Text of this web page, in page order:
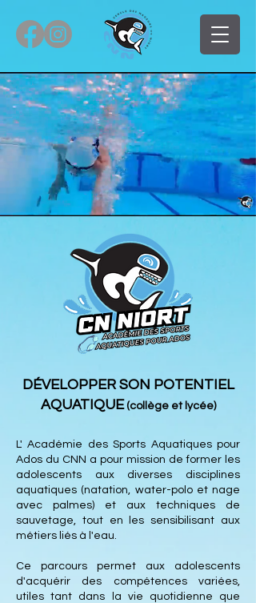
DÉVELOPPER SON POTENTIEL
AQUATIQUE(collège et lycée)
L' Académie des Sports Aquatiques pour
Ados du CNN a pour mission de former les
adolescents aux diverses disciplines
aquatiques (natation, water-polo et nage
avec palmes) et aux techniques de
sauvetage, tout en les sensibilisant aux
métiers liés à l'eau.
Ce parcours permet aux adolescents
d'acquérir des compétences variées,
utiles tant dans la vie quotidienne que